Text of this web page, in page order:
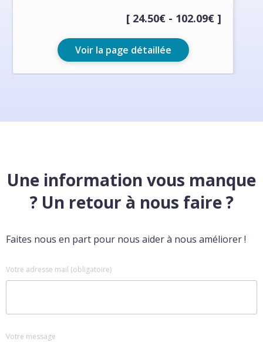
[ 24.50€ - 102.09€ ]
Voir la page détaillée
Une information vous manque
? Un retour à nous faire ?
Faites nous en part pour nous aider à nous améliorer !
Votre adresse mail (obligatoire)
Votre message